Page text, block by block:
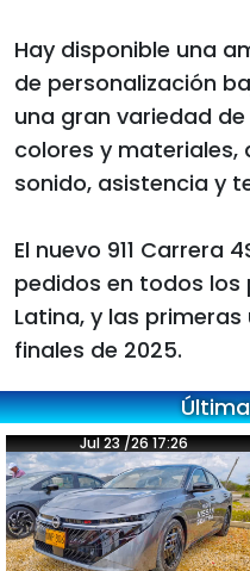
Hay disponible una
de personalización
una gran variedad
colores y
sonido, asistencia y
El nuevo 911 Carrera
pedidos en todos los
Latina, y las
finales de 2025.
Jul 23 /26 17:26